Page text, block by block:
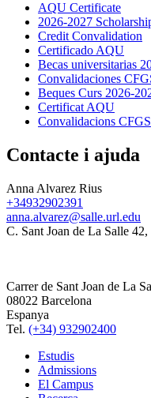
AQU Certificate
2026-2027
Credit Convalidation
Certificado AQU
Becas universitarias
Convalidaciones
Beques Curs 2026-
Certificat AQU
Convalidacions CFGS
Contacte i ajuda
Anna Alvarez Rius
+34932902391
anna.alvarez@salle.url.edu
C. Sant Joan de La Salle
Carrer de Sant Joan de La
08022 Barcelona
Espanya
Tel. (+34) 932902400
Estudis
Admissions
El Campus